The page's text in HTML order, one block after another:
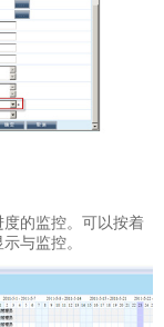
的监控。可以按着
与监控。